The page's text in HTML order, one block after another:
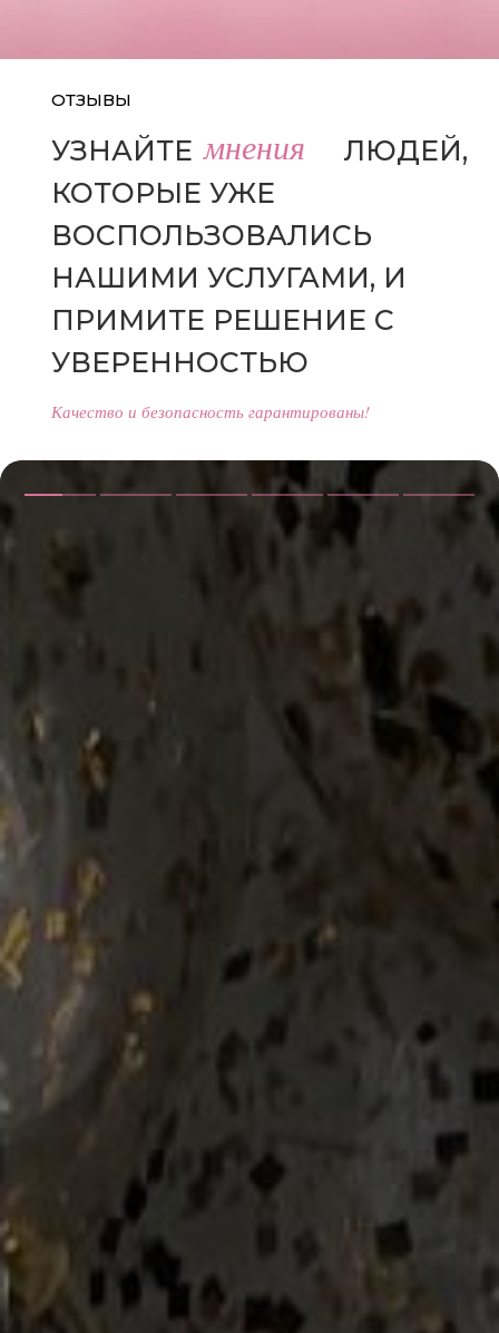
ОТЗЫВЫ
УЗНАЙТЕ МНЕНИЯ
ЛЮДЕЙ,
КОТОРЫЕ УЖЕ
ВОСПОЛЬЗОВАЛИСЬ
НАШИМИ УСЛУГАМИ, И
ПРИМИТЕ РЕШЕНИЕ С
УВЕРЕННОСТЬЮ
Качество и безопасность гарантированы!
мнения